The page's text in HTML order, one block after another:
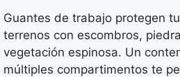
Guantes de trabajo protegen
terrenos con escombros,
vegetación espinosa. Un
múltiples compartimentos te